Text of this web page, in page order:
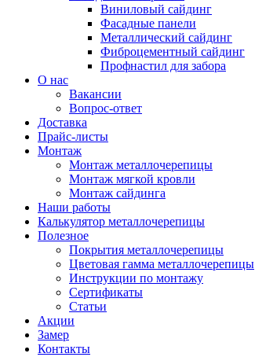
Виниловый сайдинг
Фасадные панели
Металлический сайдинг
Фиброцементный сайдинг
Профнастил для забора
О нас
Вакансии
Вопрос-ответ
Доставка
Прайс-листы
Монтаж
Монтаж металлочерепицы
Монтаж мягкой кровли
Монтаж сайдинга
Наши работы
Калькулятор металлочерепицы
Полезное
Покрытия металлочерепицы
Цветовая гамма металлочерепицы
Инструкции по монтажу
Сертификаты
Статьи
Акции
Замер
Контакты